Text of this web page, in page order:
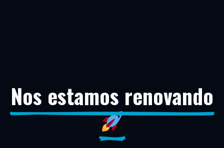
Nos estamos renovando